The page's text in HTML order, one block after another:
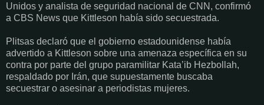
Unidos y analista de seguridad nacional de CNN, confirmó
a CBS News que Kittleson había sido secuestrada.
Plitsas declaró que el gobierno estadounidense había
advertido a Kittleson sobre una amenaza específica en su
contra por parte del grupo paramilitar Kata’ib Hezbollah,
respaldado por Irán, que supuestamente buscaba
secuestrar o asesinar a periodistas mujeres.